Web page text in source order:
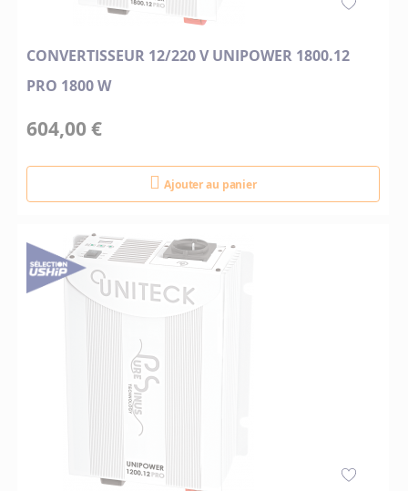
CONVERTISSEUR 12/220 V UNIPOWER 1800.12
PRO 1800 W
604,00 €
Ajouter au panier